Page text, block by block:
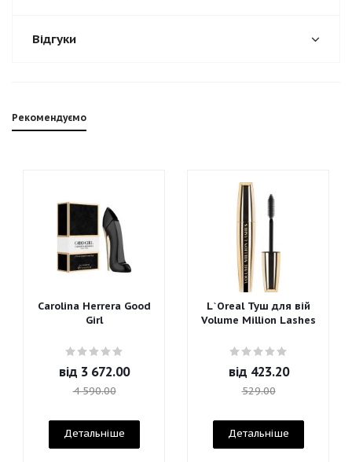
Відгуки
Рекомендуємо
Carolina Herrera Good
Girl
від 3 672.00
4 590.00
Детальніше
L`Oreal Туш для вій
Volume Million Lashes
від 423.20
529.00
Детальніше